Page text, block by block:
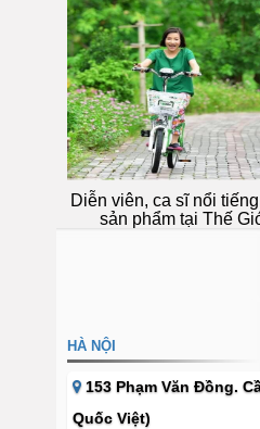
sĩ nổi tiếng tin tưởng những
tại Thế Giới Xe Điện
HÀ NỘI
153 Phạm Văn Đồng.
Quốc Việt)